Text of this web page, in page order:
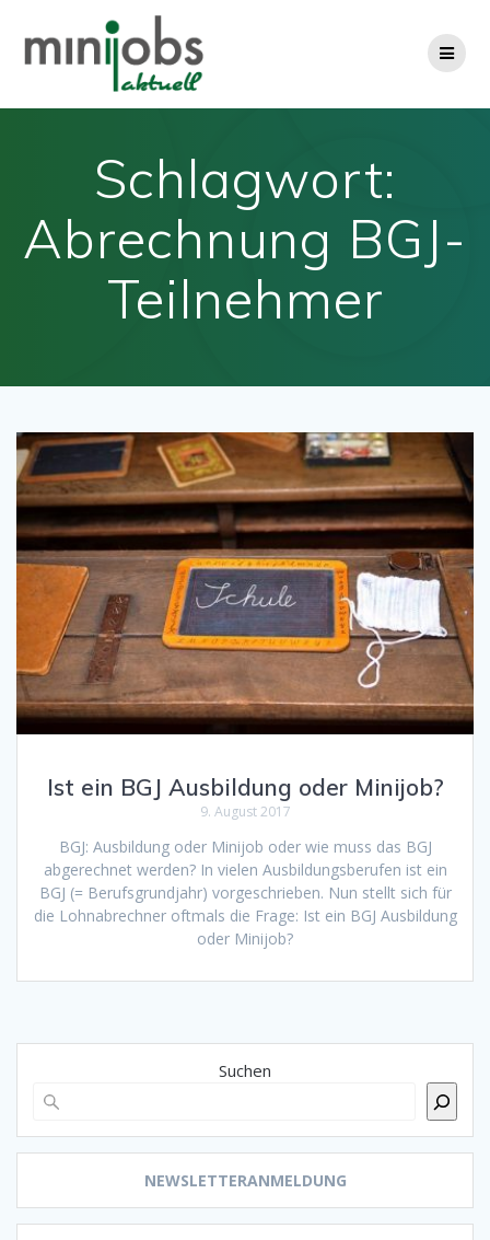
Schlagwort:
Abrechnung BGJ-
Teilnehmer
Ist ein BGJ Ausbildung oder Minijob?
9. August 2017
BGJ: Ausbildung oder Minijob oder wie muss das BGJ
abgerechnet werden? In vielen Ausbildungsberufen ist ein
BGJ (= Berufsgrundjahr) vorgeschrieben. Nun stellt sich für
die Lohnabrechner oftmals die Frage: Ist ein BGJ Ausbildung
oder Minijob?
Suchen
NEWSLETTERANMELDUNG